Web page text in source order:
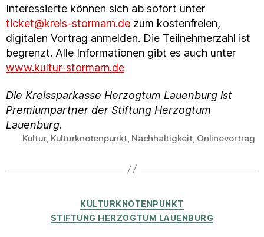
Interessierte können sich ab sofort unter
ticket@kreis-stormarn.de zum kostenfreien,
digitalen Vortrag anmelden. Die Teilnehmerzahl ist
begrenzt. Alle Informationen gibt es auch unter
www.kultur-stormarn.de
Die Kreissparkasse Herzogtum Lauenburg ist
Premiumpartner der Stiftung Herzogtum
Lauenburg.
Schlagwörter
Kultur, Kulturknotenpunkt, Nachhaltigkeit, Onlinevortrag
Kategorien
KULTURKNOTENPUNKT
STIFTUNG HERZOGTUM LAUENBURG